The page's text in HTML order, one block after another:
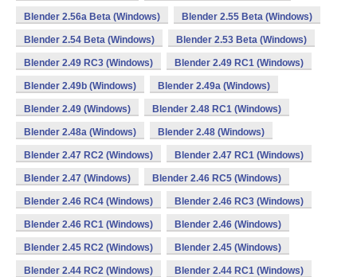
Blender 2.56a Beta (Windows) Blender 2.55 Beta (Windows)
Blender 2.54 Beta (Windows) Blender 2.53 Beta (Windows)
Blender 2.49 RC3 (Windows) Blender 2.49 RC1 (Windows)
Blender 2.49b (Windows) Blender 2.49a (Windows)
Blender 2.49 (Windows) Blender 2.48 RC1 (Windows)
Blender 2.48a (Windows) Blender 2.48 (Windows)
Blender 2.47 RC2 (Windows) Blender 2.47 RC1 (Windows)
Blender 2.47 (Windows) Blender 2.46 RC5 (Windows)
Blender 2.46 RC4 (Windows) Blender 2.46 RC3 (Windows)
Blender 2.46 RC1 (Windows) Blender 2.46 (Windows)
Blender 2.45 RC2 (Windows) Blender 2.45 (Windows)
Blender 2.44 RC2 (Windows) Blender 2.44 RC1 (Windows)